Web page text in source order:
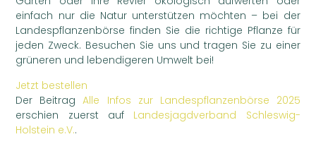
einfach nur die Natur unterstützen möchten – bei der
Landespflanzenbörse finden Sie die richtige Pflanze für
jeden Zweck. Besuchen Sie uns und tragen Sie zu einer
grüneren und lebendigeren Umwelt bei!
Jetzt bestellen
Der BeitragAlle Infos zur Landespflanzenbörse 2025
erschien zuerst auf Landesjagdverband Schleswig-
Holstein e.V..